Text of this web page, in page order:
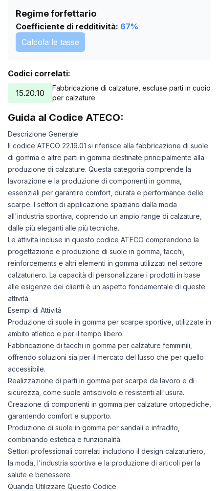
Regime forfettario
Coefficiente di redditività: 67%
Calcola le tasse
Codici correlati:
15.20.10
Fabbricazione di calzature, escluse parti in cuoio
per calzature
Guida al Codice ATECO:
Descrizione Generale
Il codice ATECO 22.19.01 si riferisce alla fabbricazione di suole
di gomma e altre parti in gomma destinate principalmente alla
produzione di calzature. Questa categoria comprende la
lavorazione e la produzione di componenti in gomma,
essenziali per garantire comfort, durata e performance delle
scarpe. I settori di applicazione spaziano dalla moda
all'industria sportiva, coprendo un ampio range di calzature,
dalle più eleganti alle più tecniche.
Le attività incluse in questo codice ATECO comprendono la
progettazione e produzione di suole in gomma, tacchi,
reinforcements e altri elementi in gomma utilizzati nel settore
calzaturiero. La capacità di personalizzare i prodotti in base
alle esigenze dei clienti è un aspetto fondamentale di queste
attività.
Esempi di Attività
Produzione di suole in gomma per scarpe sportive, utilizzate in
ambito atletico e per il tempo libero.
Fabbricazione di tacchi in gomma per calzature femminili,
offrendo soluzioni sia per il mercato del lusso che per quello
accessibile.
Realizzazione di parti in gomma per scarpe da lavoro e di
sicurezza, come suole antiscivolo e resistenti all'usura.
Creazione di componenti in gomma per calzature ortopediche,
garantendo comfort e supporto.
Produzione di suole in gomma per sandali e infradito,
combinando estetica e funzionalità.
Settori professionali correlati includono il design calzaturiero,
la moda, l'industria sportiva e la produzione di articoli per la
salute e benessere.
Quando Utilizzare Questo Codice